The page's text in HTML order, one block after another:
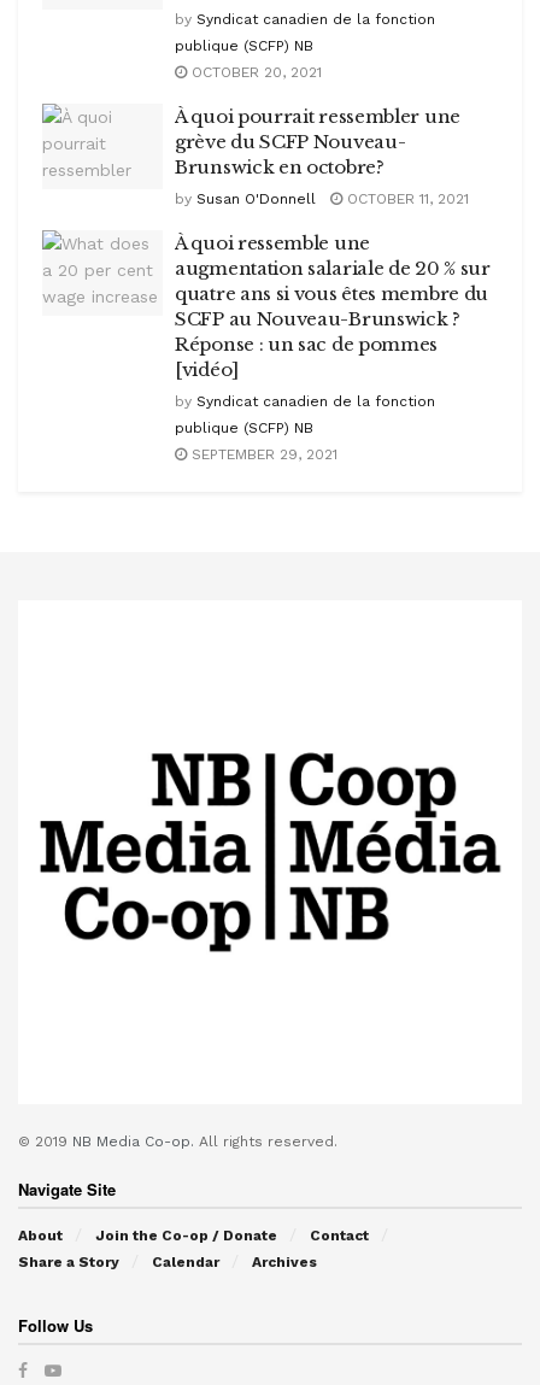
by Syndicat canadien de la fonction
publique (SCFP) NB
OCTOBER 20, 2021
À quoi pourrait ressembler une
grève du SCFP Nouveau-
Brunswick en octobre?
by Susan O'Donnell OCTOBER 11, 2021
À quoi ressemble une
augmentation salariale de 20 % sur
quatre ans si vous êtes membre du
SCFP au Nouveau-Brunswick ?
Réponse : un sac de pommes
[vidéo]
by Syndicat canadien de la fonction
publique (SCFP) NB
SEPTEMBER 29, 2021
© 2019 NB Media Co-op. All rights reserved.
Navigate Site
About Join the Co-op / Donate
Contact
Share a Story
Calendar Archives
Follow Us